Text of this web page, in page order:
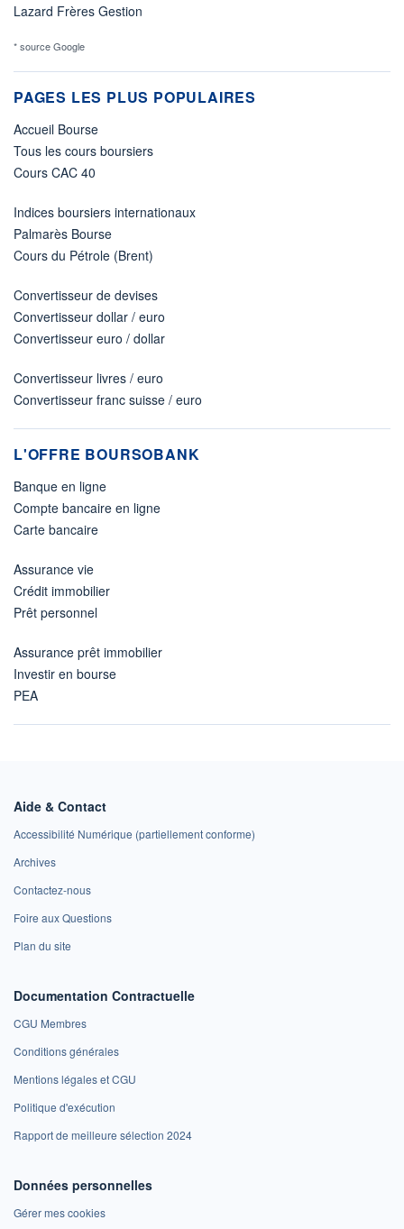
Lazard Frères Gestion
* source Google
PAGES LES PLUS POPULAIRES
Accueil Bourse
Tous les cours boursiers
Cours CAC 40
Indices boursiers internationaux
Palmarès Bourse
Cours du Pétrole (Brent)
Convertisseur de devises
Convertisseur dollar / euro
Convertisseur euro / dollar
Convertisseur livres / euro
Convertisseur franc suisse / euro
L'OFFRE BOURSOBANK
Banque en ligne
Compte bancaire en ligne
Carte bancaire
Assurance vie
Crédit immobilier
Prêt personnel
Assurance prêt immobilier
Investir en bourse
PEA
Aide & Contact
Accessibilité Numérique (partiellement conforme)
Archives
Contactez-nous
Foire aux Questions
Plan du site
Documentation Contractuelle
CGU Membres
Conditions générales
Mentions légales et CGU
Politique d'exécution
Rapport de meilleure sélection 2024
Données personnelles
Gérer mes cookies